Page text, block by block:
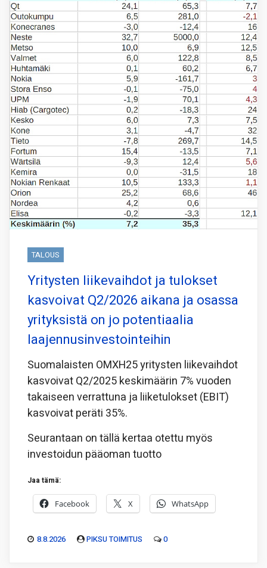
TALOUS
Yritysten liikevaihdot ja tulokset
kasvoivat Q2/2026 aikana ja osassa
yrityksistä on jo potentiaalia
laajennusinvestointeihin
Suomalaisten OMXH25 yritysten liikevaihdot
kasvoivat Q2/2025 keskimäärin 7% vuoden
takaiseen verrattuna ja liiketulokset (EBIT)
kasvoivat peräti 35%.
Seurantaan on tällä kertaa otettu myös
investoidun pääoman tuotto
Jaa tämä:
Facebook X WhatsApp
8.8.2026 PIKSU TOIMITUS 0